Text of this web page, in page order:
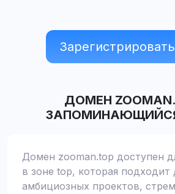
ДОМЕН
Домен zooman.top доступен
в зоне top, которая подходит
амбициозных проектов,